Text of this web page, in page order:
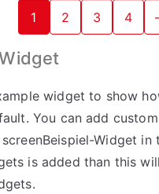
1 2 3 4
widget to show
You can add
Widget in
is added than this